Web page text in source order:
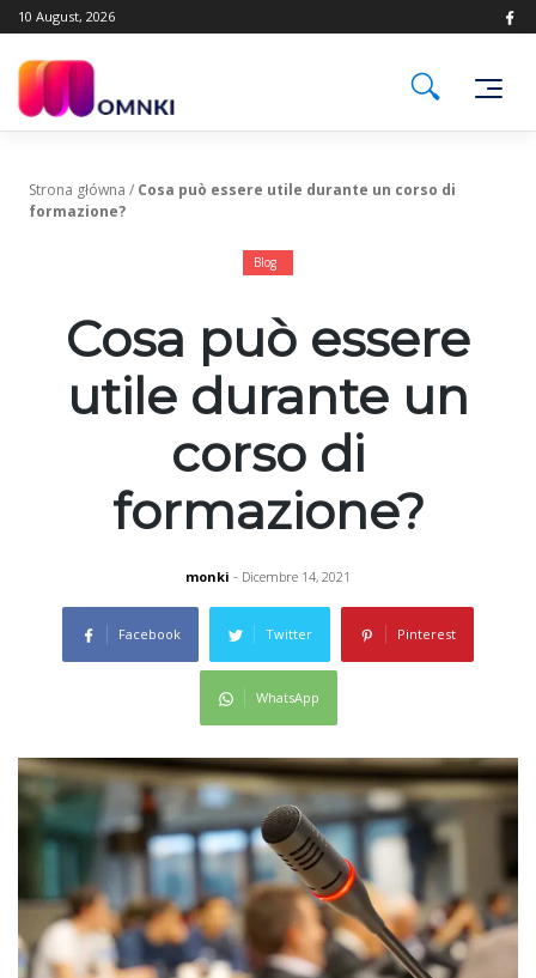
Skip
to
10 August, 2026
Strona główna / Cosa può essere utile durante un corso di
formazione?
Blog
Cosa può essere
utile durante un
corso di
formazione?
monki - Dicembre 14, 2021
Facebook Twitter Pinterest
WhatsApp